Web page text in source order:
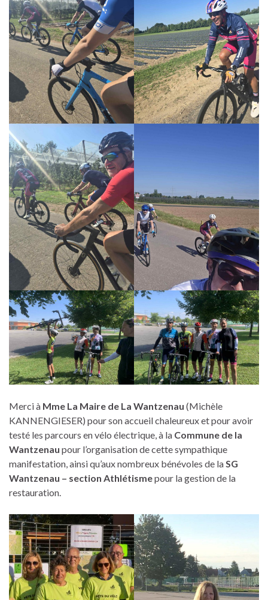
Merci à Mme La Maire de La Wantzenau (Michèle
KANNENGIESER) pour son accueil chaleureux et pour avoir
testé les parcours en vélo électrique, à la Commune de la
Wantzenau pour l’organisation de cette sympathique
manifestation, ainsi qu’aux nombreux bénévoles de laSG
Wantzenau – section Athlétismepour la gestion de la
restauration.